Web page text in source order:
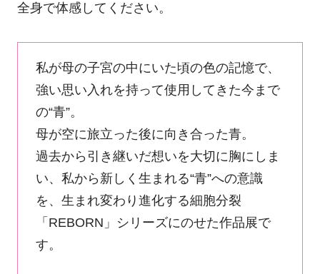
全身で体感してください。
私が母の子宮の中にいた頃の色の記憶で、
強い思い入れを持って使用してきた今まで
の“青”。
母が空に旅立った後に向き合った青。
過去から引き継いだ想いを大切に胸にしま
い、私から新しく生まれる“青”への意識
を、生まれ変わり進化する細胞分裂
「REBORN」シリーズにのせた作品展で
す。